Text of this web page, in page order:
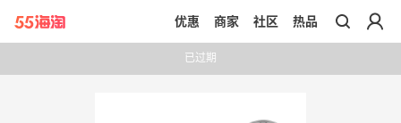
带你去官网买正品
优惠 商家 社区 热品
已过期